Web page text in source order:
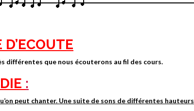
D’ECOUTE
différentes que nous écouterons au fil des cours.
:
peut chanter. Une suite de sons de différentes hauteurs